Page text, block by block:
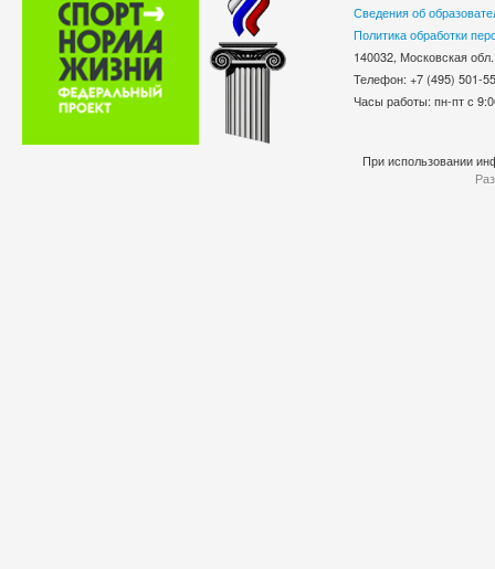
Сведения об
Политика обработки
140032, Московская
Телефон: +7 (495)
Часы работы: пн-пт с
При использовании